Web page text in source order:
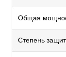
Общая
Степень